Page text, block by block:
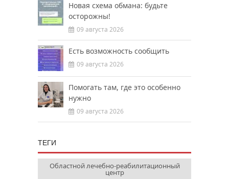
Новая схема обмана: будьте
осторожны!
09 августа 2026
Есть возможность сообщить
09 августа 2026
Помогать там, где это особенно
нужно
09 августа 2026
ТЕГИ
Областной лечебно-реабилитационный
центр